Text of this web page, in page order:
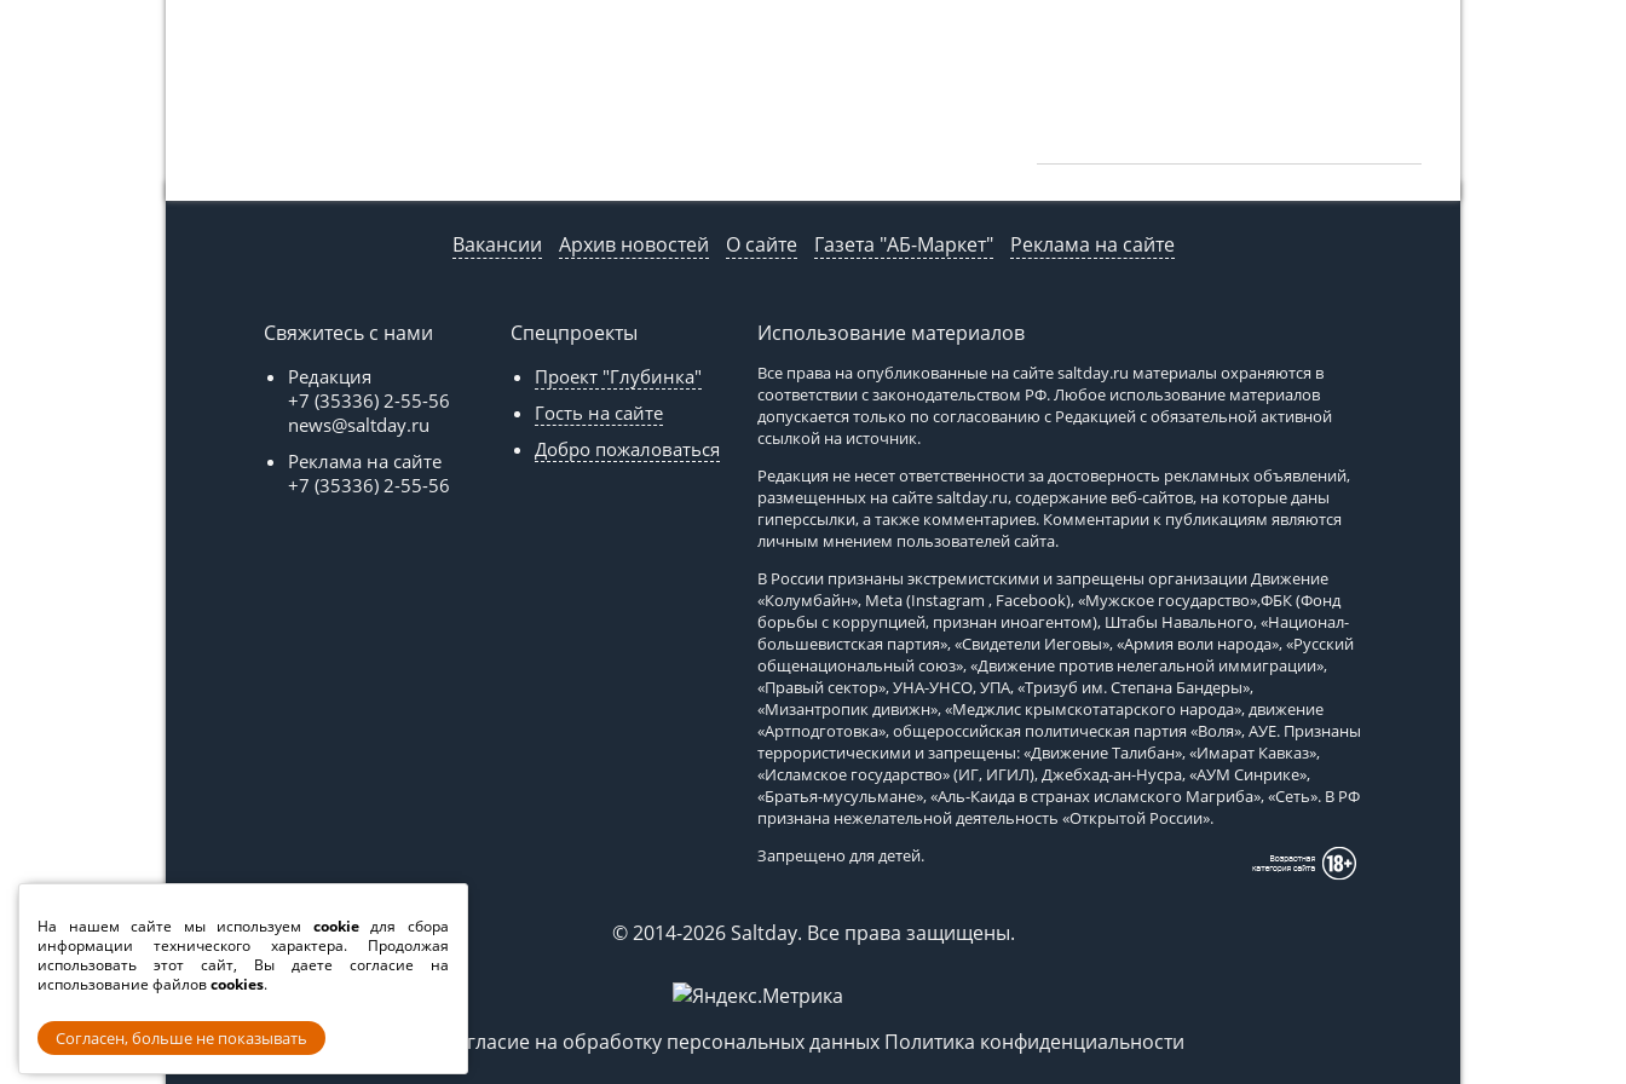
Вакансии Архив новостей О сайте Газета "АБ-Маркет" Реклама на сайте
Свяжитесь с нами
Редакция
+7 (35336) 2-55-56
news@saltday.ru
Реклама на сайте
+7 (35336) 2-55-56
Спецпроекты
Проект "Глубинка"
Гость на сайте
Добро пожаловаться
Использование материалов
Все права на опубликованные на сайтеsaltday.ru материалы охраняются в
соответствии с законодательством РФ. Любое использование материалов
допускается только по согласованию с Редакцией с обязательной активной
ссылкой на источник.
Редакция не несет ответственности за достоверность рекламных объявлений,
размещенных на сайтеsaltday.ru, содержание веб-сайтов, на которые даны
гиперссылки, а также комментариев. Комментарии к публикациям являются
личным мнением пользователей сайта.
В России признаны экстремистскими и запрещены организации Движение
«Колумбайн», Meta (Instagram , Facebook), «Мужское государство»,ФБК (Фонд
борьбы с коррупцией, признан иноагентом), Штабы Навального, «Национал-
большевистская партия», «Свидетели Иеговы», «Армия воли народа», «Русский
общенациональный союз», «Движение против нелегальной иммиграции»,
«Правый сектор», УНА-УНСО, УПА, «Тризуб им. Степана Бандеры»,
«Мизантропик дивижн», «Меджлис крымскотатарского народа», движение
«Артподготовка», общероссийская политическая партия «Воля», АУЕ. Признаны
террористическими и запрещены: «Движение Талибан», «Имарат Кавказ»,
«Исламское государство» (ИГ, ИГИЛ), Джебхад-ан-Нусра, «АУМ Синрике»,
«Братья-мусульмане», «Аль-Каида в странах исламского Магриба», «Сеть». В РФ
признана нежелательной деятельность «Открытой России».
Запрещено для детей.
© 2014-2026 Saltday. Все права защищены.
Согласие на обработку персональных данных Политика конфиденциальности
На нашем сайте мы используем cookieдля сбора
информации технического характера. Продолжая
использовать этот сайт, Вы даете согласие на
использование файловcookies.
Согласен, больше не показывать